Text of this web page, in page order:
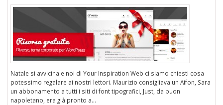
Natale si avvicina e noi di Your Inspiration Web ci siamo chiesti cosa
potessimo regalare ai nostri lettori. Maurizio consigliava un Aifon, Sara
un abbonamento a tutti i siti di font tipografici, Just, da buon
napoletano, era già pronto a...